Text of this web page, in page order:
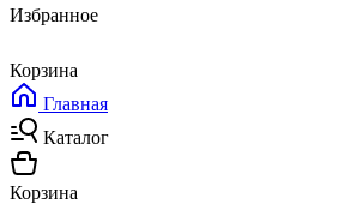
Избранное
Корзина
Главная
Каталог
Корзина